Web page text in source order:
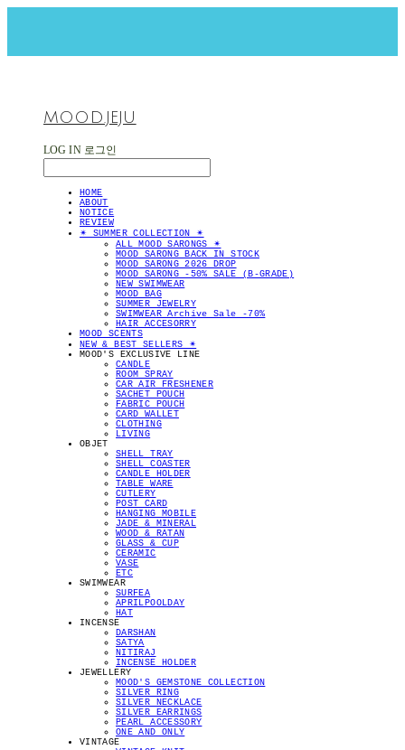
MOOD.JEJU
LOG IN 로그인
HOME
ABOUT
NOTICE
REVIEW
✴︎ SUMMER COLLECTION ✴︎
ALL MOOD SARONGS ✴︎
MOOD SARONG BACK IN STOCK
MOOD SARONG 2026 DROP
MOOD SARONG -50% SALE (B-GRADE)
NEW SWIMWEAR
MOOD BAG
SUMMER JEWELRY
SWIMWEAR Archive Sale -70%
HAIR ACCESORRY
MOOD SCENTS
NEW & BEST SELLERS ✴︎
MOOD'S EXCLUSIVE LINE
CANDLE
ROOM SPRAY
CAR AIR FRESHENER
SACHET POUCH
FABRIC POUCH
CARD WALLET
CLOTHING
LIVING
OBJET
SHELL TRAY
SHELL COASTER
CANDLE HOLDER
TABLE WARE
CUTLERY
POST CARD
HANGING MOBILE
JADE & MINERAL
WOOD & RATAN
GLASS & CUP
CERAMIC
VASE
ETC
SWIMWEAR
SURFEA
APRILPOOLDAY
HAT
INCENSE
DARSHAN
SATYA
NITIRAJ
INCENSE HOLDER
JEWELLERY
MOOD'S GEMSTONE COLLECTION
SILVER RING
SILVER NECKLACE
SILVER EARRINGS
PEARL ACCESSORY
ONE AND ONLY
VINTAGE